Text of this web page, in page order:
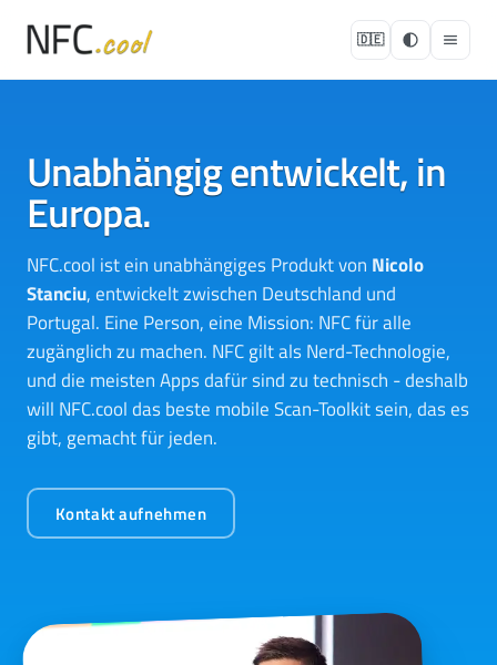
🇩🇪
Unabhängig entwickelt, in
Europa.
NFC.cool ist ein unabhängiges Produkt von Nicolo
Stanciu, entwickelt zwischen Deutschland und
Portugal. Eine Person, eine Mission: NFC für alle
zugänglich zu machen. NFC gilt als Nerd-Technologie,
und die meisten Apps dafür sind zu technisch - deshalb
will NFC.cool das beste mobile Scan-Toolkit sein, das es
gibt, gemacht für jeden.
Kontakt aufnehmen